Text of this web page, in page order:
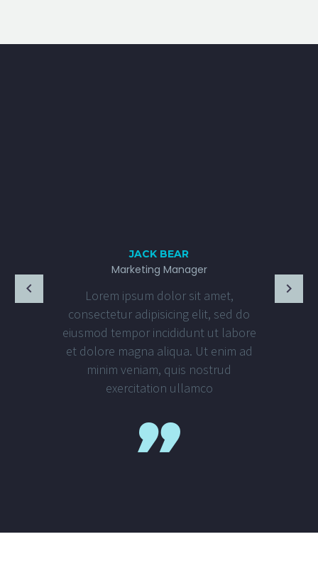
JACK BEAR
Marketing Manager
Lorem ipsum dolor sit amet,
consectetur adipisicing elit, sed do
eiusmod tempor incididunt ut labore
et dolore magna aliqua. Ut enim ad
minim veniam, quis nostrud
exercitation ullamco